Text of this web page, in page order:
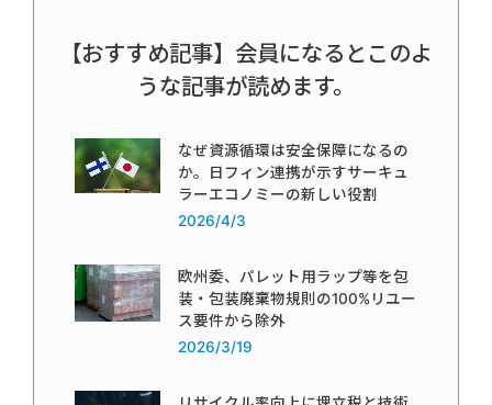
【おすすめ記事】会員になるとこのよ
うな記事が読めます。
なぜ資源循環は安全保障になるの
か。日フィン連携が示すサーキュ
ラーエコノミーの新しい役割
2026/4/3
欧州委、パレット用ラップ等を包
装・包装廃棄物規則の100%リユー
ス要件から除外
2026/3/19